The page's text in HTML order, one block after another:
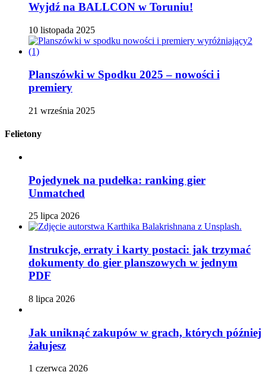
Wyjdź na BALLCON w Toruniu!
10 listopada 2025
Planszówki w Spodku 2025 – nowości i
premiery
21 września 2025
Felietony
Pojedynek na pudełka: ranking gier
Unmatched
25 lipca 2026
Instrukcje, erraty i karty postaci: jak trzymać
dokumenty do gier planszowych w jednym
PDF
8 lipca 2026
Jak uniknąć zakupów w grach, których później
żałujesz
1 czerwca 2026